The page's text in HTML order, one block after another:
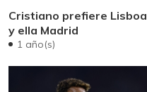
Cristiano prefiere Lisboa
y ella Madrid
1 año(s)